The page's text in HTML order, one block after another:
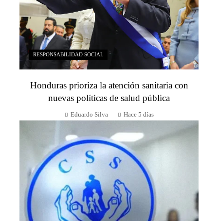
RESPONSABILIDAD SOCIAL
Honduras prioriza la atención sanitaria con
nuevas políticas de salud pública
Eduardo Silva Hace 5 días